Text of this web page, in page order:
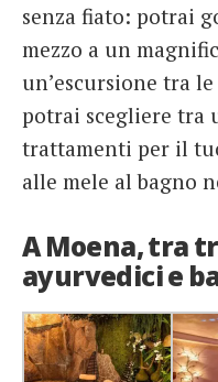
senza fiato: potrai
mezzo a un
un’escursione tra
potrai scegliere tra
trattamenti per il
alle mele al bagno
A Moena, tra
ayurvedici e